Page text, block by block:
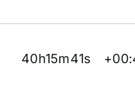
40h15m41s